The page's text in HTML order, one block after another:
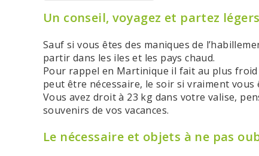
Un conseil, voyagez et partez légers
Sauf si vous êtes des maniques de
partir dans les iles et les pays chaud.
Pour rappel en Martinique il fait au plus
peut être nécessaire, le soir si vraiment vous
Vous avez droit à 23 kg dans votre valise,
souvenirs de vos vacances.
Le nécessaire et objets à ne pas